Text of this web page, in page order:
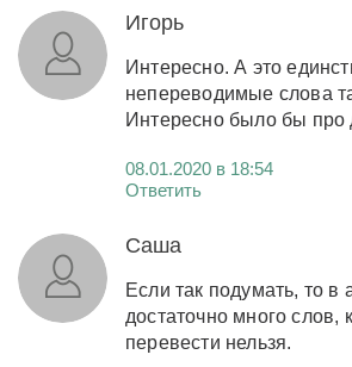
Игорь
Интересно. А это
непереводимые слова
Интересно было бы про
08.01.2020 в 18:54
Ответить
Саша
Если так подумать, то в
достаточно много слов,
перевести нельзя.